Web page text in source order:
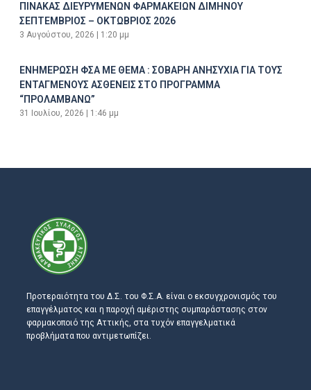
ΠΙΝΑΚΑΣ ΔΙΕΥΡΥΜΕΝΩΝ ΦΑΡΜΑΚΕΙΩΝ ΔΙΜΗΝΟΥ
ΣΕΠΤΕΜΒΡΙΟΣ – ΟΚΤΩΒΡΙΟΣ 2026
3 Αυγούστου, 2026 1:20 μμ
ΕΝΗΜΕΡΩΣΗ ΦΣΑ ΜΕ ΘΕΜΑ : ΣΟΒΑΡΗ ΑΝΗΣΥΧΙΑ ΓΙΑ ΤΟΥΣ
ΕΝΤΑΓΜΕΝΟΥΣ ΑΣΘΕΝΕΙΣ ΣΤΟ ΠΡΟΓΡΑΜΜΑ
“ΠΡΟΛΑΜΒΑΝΩ”
31 Ιουλίου, 2026 1:46 μμ
Προτεραιότητα του Δ.Σ. του Φ.Σ.Α. είναι ο εκσυγχρονισμός του
επαγγέλματος και η παροχή αμέριστης συμπαράστασης στον
φαρμακοποιό της Αττικής, στα τυχόν επαγγελματικά
προβλήματα που αντιμετωπίζει.